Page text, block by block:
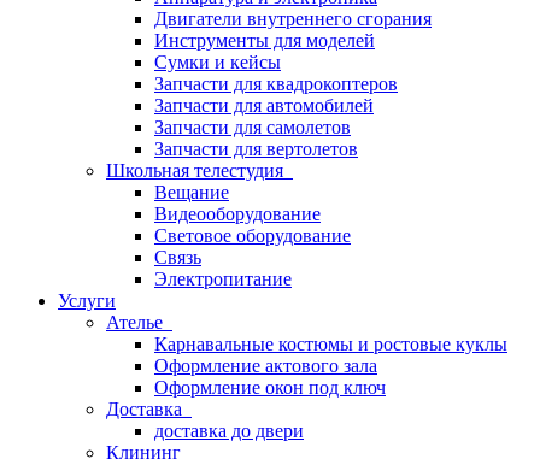
Двигатели внутреннего сгорания
Инструменты для моделей
Сумки и кейсы
Запчасти для квадрокоптеров
Запчасти для автомобилей
Запчасти для самолетов
Запчасти для вертолетов
Школьная телестудия
Вещание
Видеооборудование
Световое оборудование
Связь
Электропитание
Услуги
Ателье
Карнавальные костюмы и ростовые куклы
Оформление актового зала
Оформление окон под ключ
Доставка
доставка до двери
Клининг